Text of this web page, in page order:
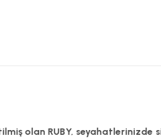
olan RUBY, seyahatlerinizde